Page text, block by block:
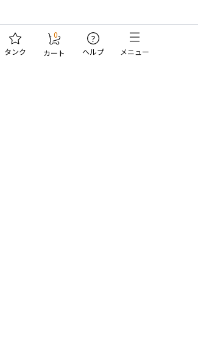
タンク
0
カート
?
ヘルプ メニュー